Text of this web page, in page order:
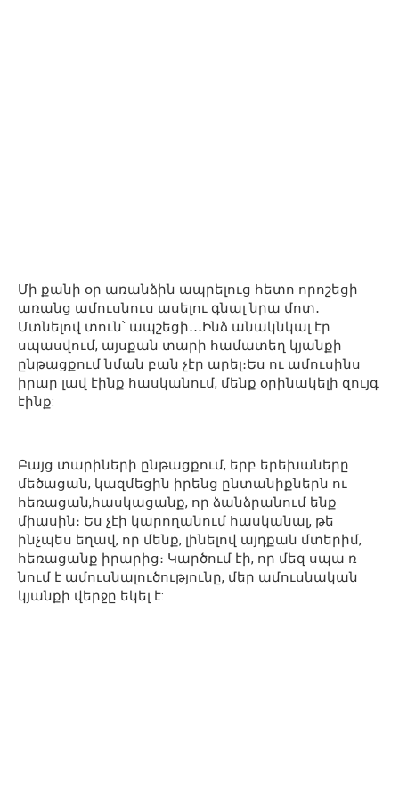
Մի քանի օր առանձին ապրելուց հետո որոշեցի
առանց ամուսնուս ասելու գնալ նրա մոտ․
Մտնելով տուն՝ ապշեցի․․․Ինձ անակնկալ էր
սպասվում, այսքան տարի համատեղ կյանքի
ընթացքում նման բան չէր արել։Ես ու ամուսինս
իրար լավ էինք հասկանում, մենք օրինակելի զույգ
էինք:
Բայց տարիների ընթացքում, երբ երեխաները
մեծացան, կազմեցին իրենց ընտանիքներն ու
հեռացան,հասկացանք, որ ձանձրանում ենք
միասին։ Ես չէի կարողանում հասկանալ, թե
ինչպես եղավ, որ մենք, լինելով այդքան մտերիմ,
հեռացանք իրարից։ Կարծում էի, որ մեզ սպա ռ
նում է ամուսնալուծությունը, մեր ամուսնական
կյանքի վերջը եկել է: